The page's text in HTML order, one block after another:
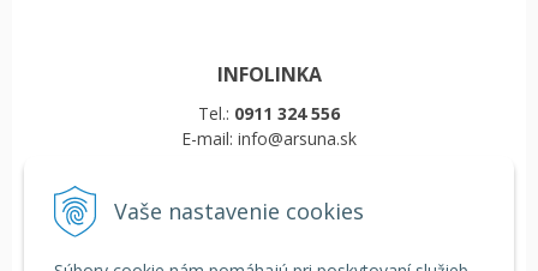
Vaše nastavenie cookies
INFOLINKA
Tel.: 0911 324 556
E-mail: info@arsuna.sk
VŠETKO O NÁKUPE